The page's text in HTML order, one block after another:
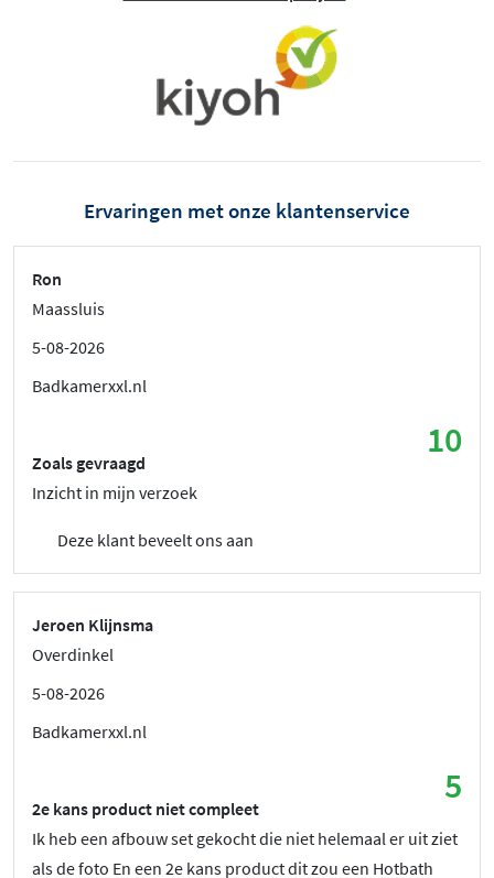
Ervaringen met onze klantenservice
Ron
Maassluis
5-08-2026
Badkamerxxl.nl
10
Zoals gevraagd
Inzicht in mijn verzoek
Deze klant beveelt ons aan
Jeroen Klijnsma
Overdinkel
5-08-2026
Badkamerxxl.nl
5
2e kans product niet compleet
Ik heb een afbouw set gekocht die niet helemaal er uit ziet
als de foto En een 2e kans product dit zou een Hotbath